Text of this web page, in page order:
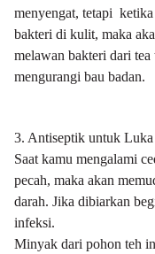
menyengat, tetapi
bakteri di kulit, maka
melawan bakteri dari tea
mengurangi bau badan.
3. Antiseptik untuk
Saat kamu mengalami
pecah, maka akan
darah. Jika dibiarkan
infeksi.
Minyak dari pohon teh